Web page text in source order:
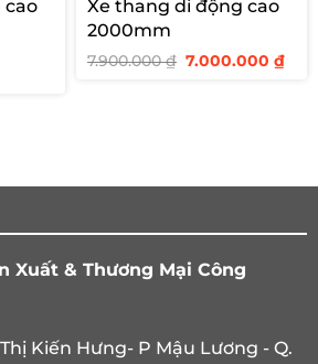
cao
Xe thang di động cao
2000mm
7.900.000₫ Giá
7.000.000₫Giá
Xuất & Thương Mại Công
Kiến Hưng- P Mậu Lương - Q.